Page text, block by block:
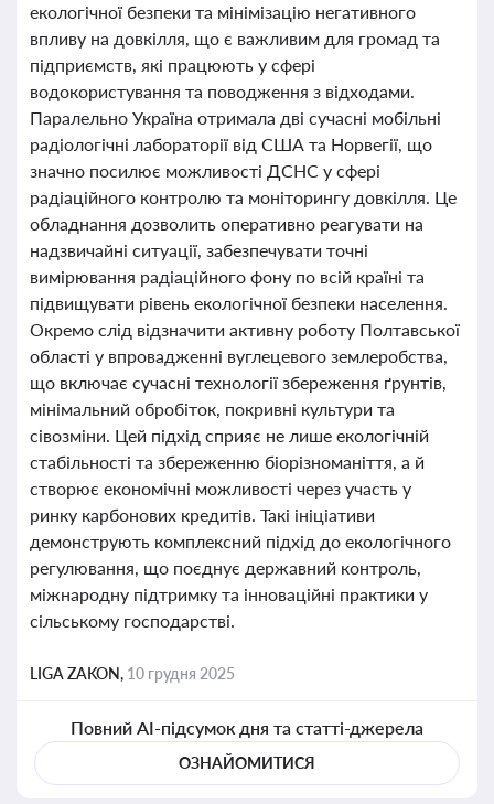
екологічної безпеки та мінімізацію негативного
впливу на довкілля, що є важливим для громад та
підприємств, які працюють у сфері
водокористування та поводження з відходами.
Паралельно Україна отримала дві сучасні мобільні
радіологічні лабораторії від США та Норвегії, що
значно посилює можливості ДСНС у сфері
радіаційного контролю та моніторингу довкілля. Це
обладнання дозволить оперативно реагувати на
надзвичайні ситуації, забезпечувати точні
вимірювання радіаційного фону по всій країні та
підвищувати рівень екологічної безпеки населення.
Окремо слід відзначити активну роботу Полтавської
області у впровадженні вуглецевого землеробства,
що включає сучасні технології збереження ґрунтів,
мінімальний обробіток, покривні культури та
сівозміни. Цей підхід сприяє не лише екологічній
стабільності та збереженню біорізноманіття, а й
створює економічні можливості через участь у
ринку карбонових кредитів. Такі ініціативи
демонструють комплексний підхід до екологічного
регулювання, що поєднує державний контроль,
міжнародну підтримку та інноваційні практики у
сільському господарстві.
LIGA ZAKON, 10 грудня 2025
Повний AI-підсумок дня та статті-джерела
ОЗНАЙОМИТИСЯ